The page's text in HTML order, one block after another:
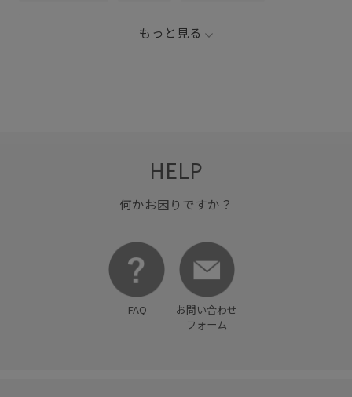
もっと見る
HELP
何かお困りですか？
FAQ
お問い合わせ
フォーム